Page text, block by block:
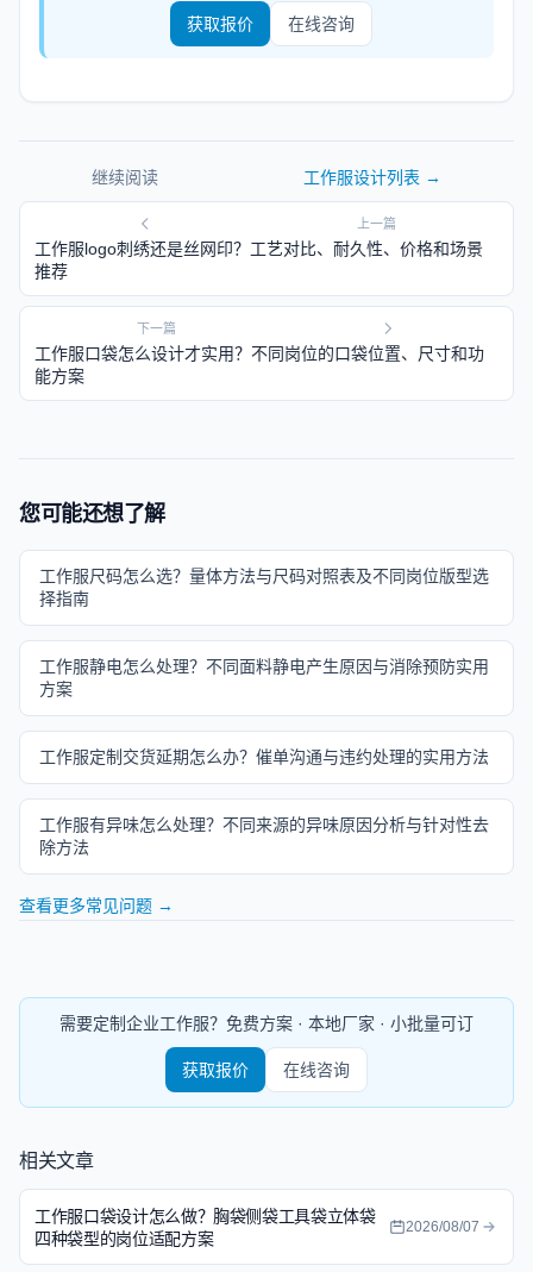
获取报价
在线咨询
继续阅读 工作服设计列表 →
上一篇
工作服logo刺绣还是丝网印？工艺对比、耐久性、价格和场景
推荐
下一篇
工作服口袋怎么设计才实用？不同岗位的口袋位置、尺寸和功
能方案
您可能还想了解
工作服尺码怎么选？量体方法与尺码对照表及不同岗位版型选
择指南
工作服静电怎么处理？不同面料静电产生原因与消除预防实用
方案
工作服定制交货延期怎么办？催单沟通与违约处理的实用方法
工作服有异味怎么处理？不同来源的异味原因分析与针对性去
除方法
查看更多常见问题 →
需要定制企业工作服？免费方案 · 本地厂家 · 小批量可订
获取报价 在线咨询
相关文章
工作服口袋设计怎么做？胸袋侧袋工具袋立体袋
四种袋型的岗位适配方案
2026/08/07